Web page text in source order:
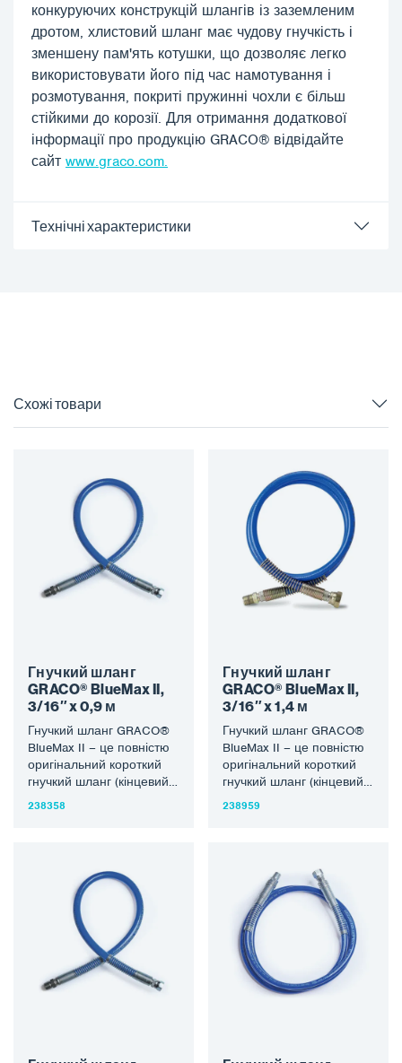
конкуруючих конструкцій шлангів із заземленим
дротом, хлистовий шланг має чудову гнучкість і
зменшену пам'ять котушки, що дозволяє легко
використовувати його під час намотування і
розмотування, покриті пружинні чохли є більш
стійкими до корозії. Для отримання додаткової
інформації про продукцію GRACO® відвідайте
сайт www.graco.com.
Технічні характеристики
Схожі товари
Гнучкий шланг
GRACO® BlueMax II,
3/16″ x 0,9 м
Гнучкий шланг GRACO®
BlueMax II – це повністю
оригінальний короткий
гнучкий шланг (кінцевий
батіг) розміром 3/16″ x
238358
Гнучкий шланг
GRACO® BlueMax II,
3/16″ x 1,4 м
Гнучкий шланг GRACO®
BlueMax II – це повністю
оригінальний короткий
гнучкий шланг (кінцевий
батіг) розміром 3/16″ x
238959